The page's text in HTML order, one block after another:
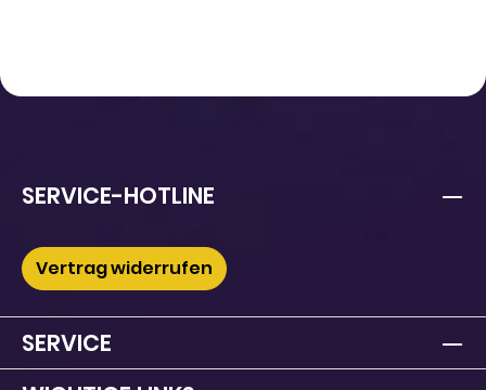
SERVICE-HOTLINE
Vertrag widerrufen
SERVICE